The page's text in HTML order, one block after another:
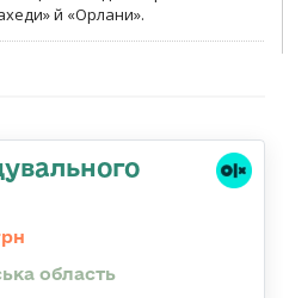
й «Орлани».
область